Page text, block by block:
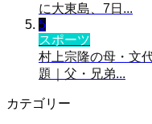
に大東島、7日...
5
スポーツ
村上宗隆の母・文
題｜父・兄弟...
カテゴリー